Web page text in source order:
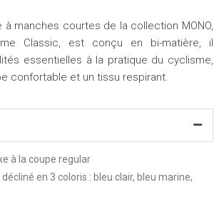
à manches courtes de la collection MONO,
Classic, est conçu en bi-matière, il
essentielles à la pratique du cyclisme,
confortable et un tissu respirant.
à la coupe regular
décliné en 3 coloris : bleu clair, bleu marine,